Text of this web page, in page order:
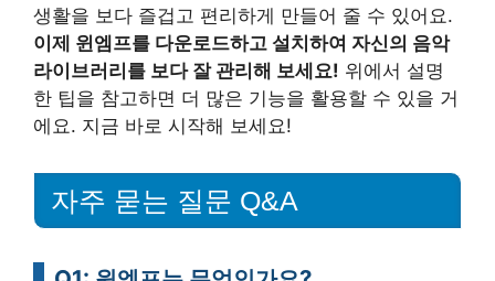
생활을 보다 즐겁고 편리하게 만들어 줄 수 있어요.
이제 윈엠프를 다운로드하고 설치하여 자신의 음악
라이브러리를 보다 잘 관리해 보세요! 위에서 설명
한 팁을 참고하면 더 많은 기능을 활용할 수 있을 거
에요. 지금 바로 시작해 보세요!
자주 묻는 질문 Q&A